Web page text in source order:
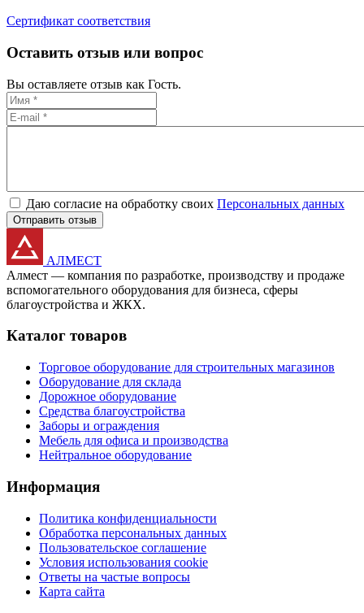
Сертификат соответствия
Оставить отзыв или вопрос
Вы оставляете отзыв как Гость.
Даю согласие на обработку своих Персональных данных
Отправить отзыв
АЛМЕСТ
Алмест — компания по разработке, производству и продаже
вспомогательного оборудования для бизнеса, сферы
благоустройства и ЖКХ.
Каталог товаров
Торговое оборудование для строительных магазинов
Оборудование для склада
Дорожное оборудование
Средства благоустройства
Заборы и ограждения
Мебель для офиса и производства
Нейтральное оборудование
Информация
Политика конфиденциальности
Обработка персональных данных
Пользовательское соглашение
Условия использования cookie
Ответы на частые вопросы
Карта сайта